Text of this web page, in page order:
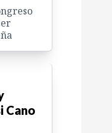
Cano